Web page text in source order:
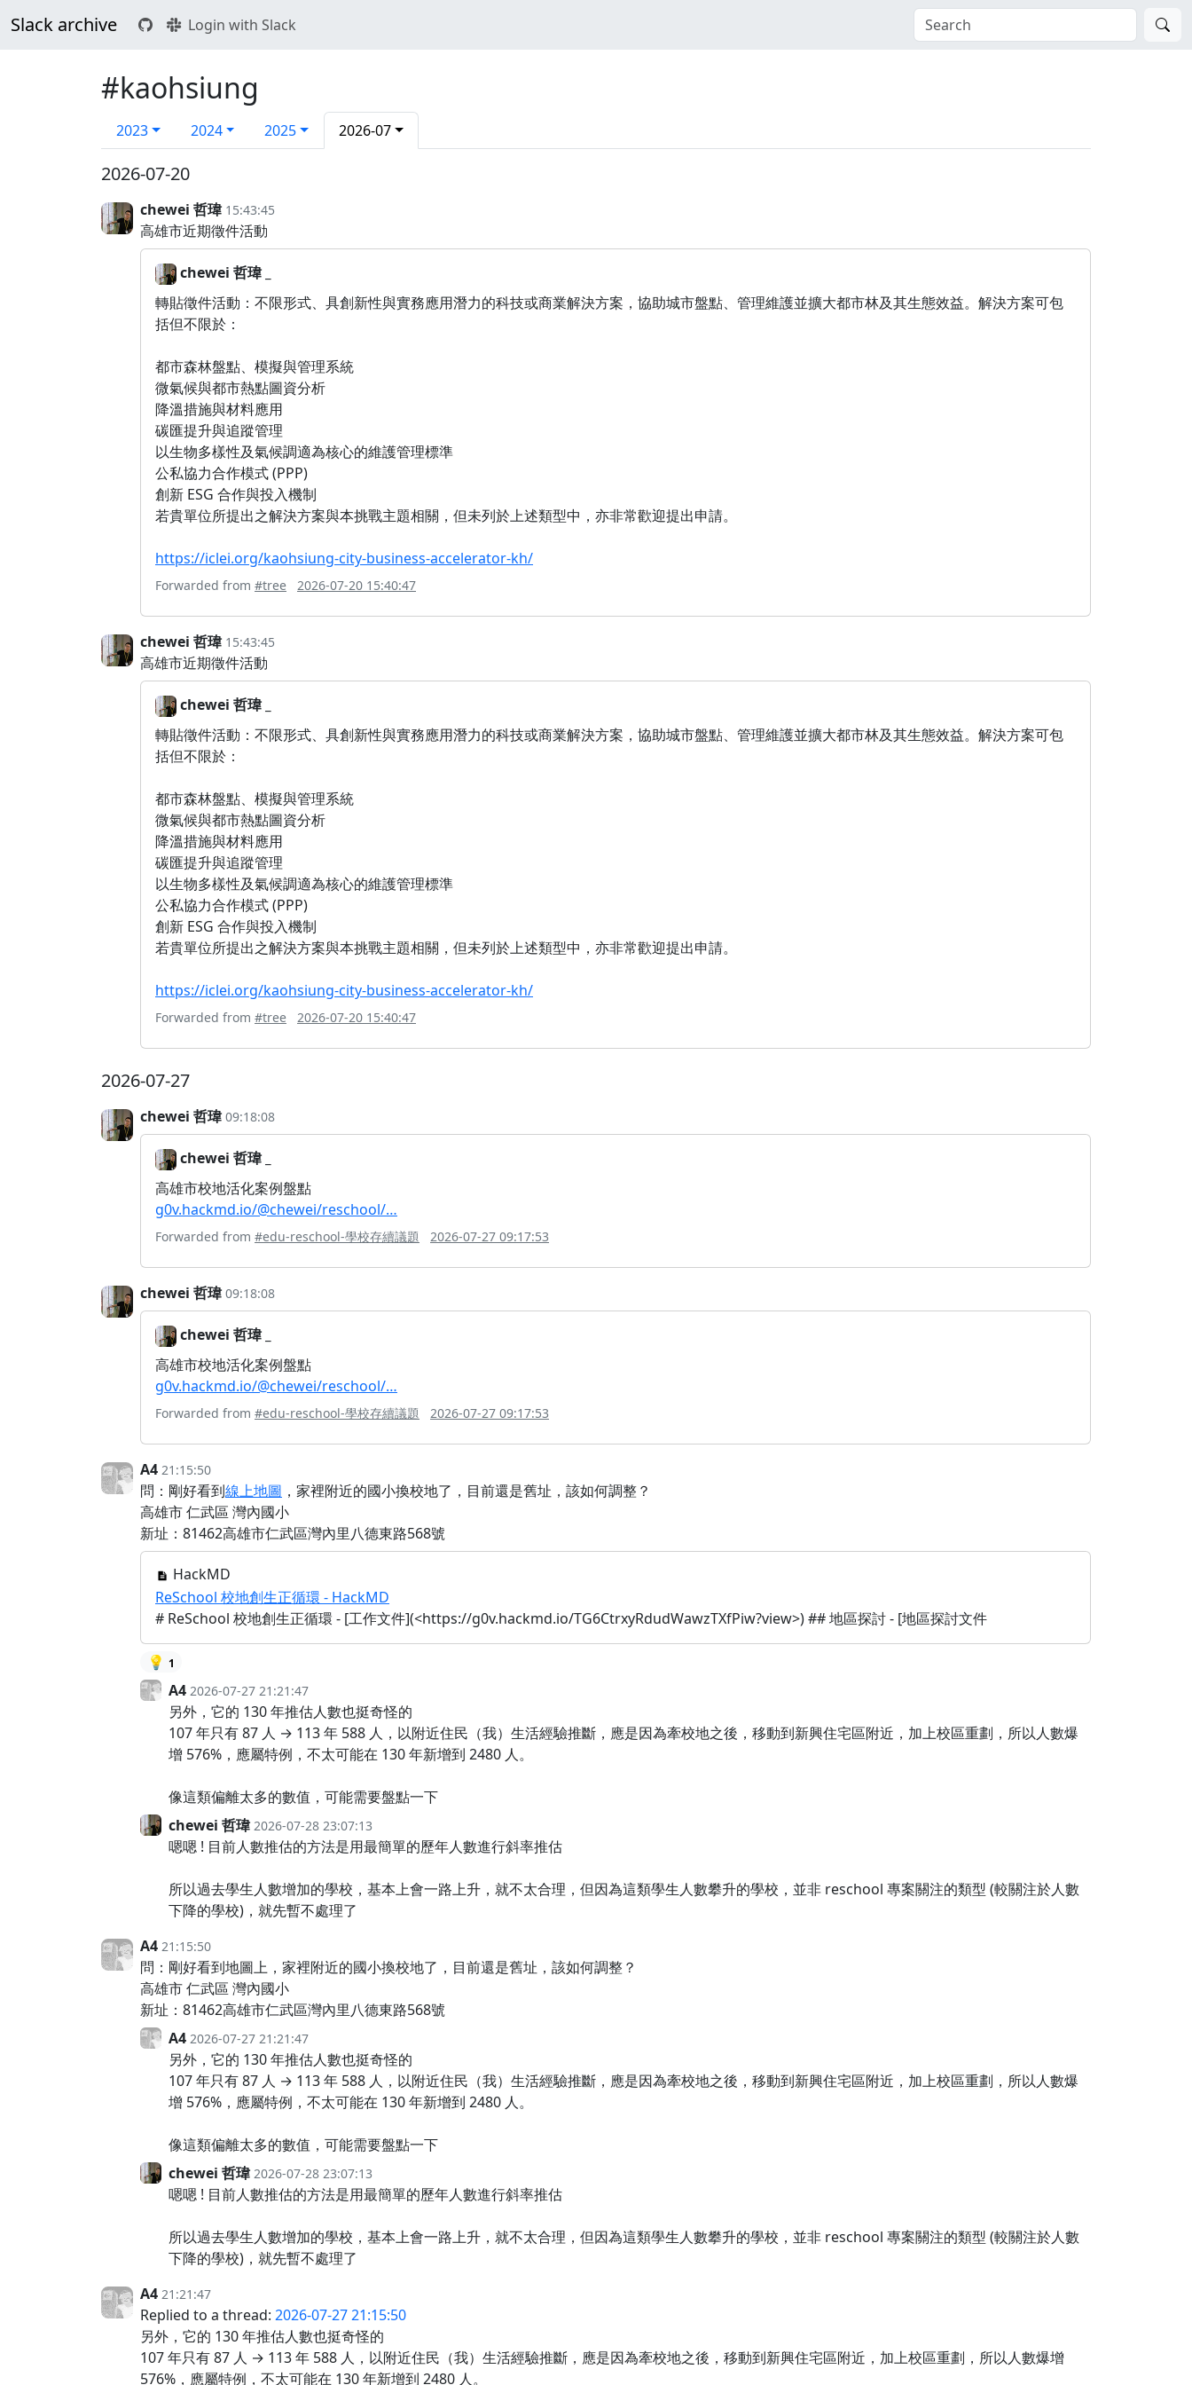
Slack archive Login with Slack
#kaohsiung
2023 2024 2025 2026-07
2026-07-20
chewei 哲瑋 15:43:45
高雄市近期徵件活動
chewei 哲瑋 _
轉貼徵件活動：不限形式、具創新性與實務應用潛力的科技或商業解決方案，協助城市盤點、管理維護並擴大都市林及其生態效益。解決方案可包
括但不限於：
都市森林盤點、模擬與管理系統
微氣候與都市熱點圖資分析
降溫措施與材料應用
碳匯提升與追蹤管理
以生物多樣性及氣候調適為核心的維護管理標準
公私協力合作模式 (PPP)
創新 ESG 合作與投入機制
若貴單位所提出之解決方案與本挑戰主題相關，但未列於上述類型中，亦非常歡迎提出申請。
https://iclei.org/kaohsiung-city-business-accelerator-kh/
Forwarded from #tree 2026-07-20 15:40:47
chewei 哲瑋 15:43:45
高雄市近期徵件活動
chewei 哲瑋 _
轉貼徵件活動：不限形式、具創新性與實務應用潛力的科技或商業解決方案，協助城市盤點、管理維護並擴大都市林及其生態效益。解決方案可包
括但不限於：
都市森林盤點、模擬與管理系統
微氣候與都市熱點圖資分析
降溫措施與材料應用
碳匯提升與追蹤管理
以生物多樣性及氣候調適為核心的維護管理標準
公私協力合作模式 (PPP)
創新 ESG 合作與投入機制
若貴單位所提出之解決方案與本挑戰主題相關，但未列於上述類型中，亦非常歡迎提出申請。
https://iclei.org/kaohsiung-city-business-accelerator-kh/
Forwarded from #tree 2026-07-20 15:40:47
2026-07-27
chewei 哲瑋 09:18:08
chewei 哲瑋 _
高雄市校地活化案例盤點
g0v.hackmd.io/@chewei/reschool/…
Forwarded from #edu-reschool-學校存續議題 2026-07-27 09:17:53
chewei 哲瑋 09:18:08
chewei 哲瑋 _
高雄市校地活化案例盤點
g0v.hackmd.io/@chewei/reschool/…
Forwarded from #edu-reschool-學校存續議題 2026-07-27 09:17:53
A4 21:15:50
問：剛好看到線上地圖 ，家裡附近的國小換校地了，目前還是舊址，該如何調整？
高雄市 仁武區 灣內國小
新址：81462高雄市仁武區灣內里八德東路568號
HackMD
ReSchool 校地創生正循環 - HackMD
# ReSchool 校地創生正循環 - [工作文件](<https://g0v.hackmd.io/TG6CtrxyRdudWawzTXfPiw?view>) ## 地區探討 - [地區探討文件
💡 1
A4 2026-07-27 21:21:47
另外，它的 130 年推估人數也挺奇怪的
107 年只有 87 人 → 113 年 588 人，以附近住民（我）生活經驗推斷，應是因為牽校地之後，移動到新興住宅區附近，加上校區重劃，所以人數爆
增 576%，應屬特例，不太可能在 130 年新增到 2480 人。
像這類偏離太多的數值，可能需要盤點一下
chewei 哲瑋 2026-07-28 23:07:13
嗯嗯 ! 目前人數推估的方法是用最簡單的歷年人數進行斜率推估
所以過去學生人數增加的學校，基本上會一路上升，就不太合理，但因為這類學生人數攀升的學校，並非 reschool 專案關注的類型 (較關注於人數
下降的學校)，就先暫不處理了
A4 21:15:50
問：剛好看到地圖上，家裡附近的國小換校地了，目前還是舊址，該如何調整？
高雄市 仁武區 灣內國小
新址：81462高雄市仁武區灣內里八德東路568號
A4 2026-07-27 21:21:47
另外，它的 130 年推估人數也挺奇怪的
107 年只有 87 人 → 113 年 588 人，以附近住民（我）生活經驗推斷，應是因為牽校地之後，移動到新興住宅區附近，加上校區重劃，所以人數爆
增 576%，應屬特例，不太可能在 130 年新增到 2480 人。
像這類偏離太多的數值，可能需要盤點一下
chewei 哲瑋 2026-07-28 23:07:13
嗯嗯 ! 目前人數推估的方法是用最簡單的歷年人數進行斜率推估
所以過去學生人數增加的學校，基本上會一路上升，就不太合理，但因為這類學生人數攀升的學校，並非 reschool 專案關注的類型 (較關注於人數
下降的學校)，就先暫不處理了
A4 21:21:47
Replied to a thread: 2026-07-27 21:15:50
另外，它的 130 年推估人數也挺奇怪的
107 年只有 87 人 → 113 年 588 人，以附近住民（我）生活經驗推斷，應是因為牽校地之後，移動到新興住宅區附近，加上校區重劃，所以人數爆增
576%，應屬特例，不太可能在 130 年新增到 2480 人。